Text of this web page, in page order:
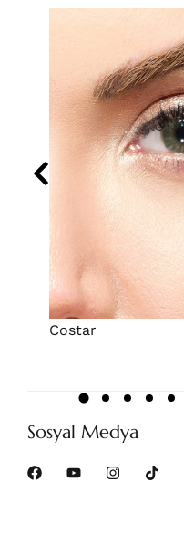
Costar
Sosyal Medya